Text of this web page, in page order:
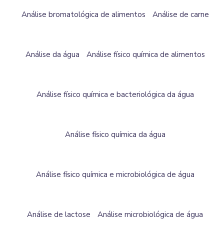
Análise bromatológica de alimentos Análise de carne
Análise da água Análise físico química de alimentos
Análise físico química e bacteriológica da água
Análise físico química da água
Análise físico química e microbiológica de água
Análise de lactose Análise microbiológica de água